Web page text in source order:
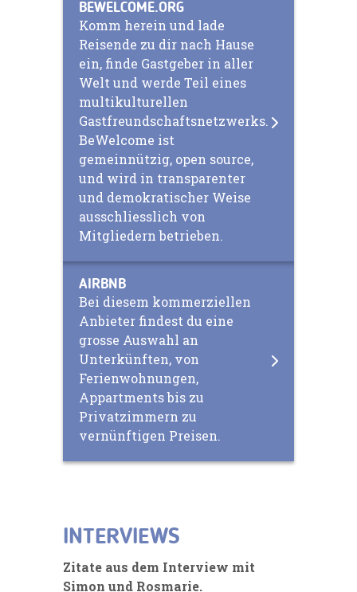
BEWELCOME.ORG
Komm herein und lade
Reisende zu dir nach Hause
ein, finde Gastgeber in aller
Welt und werde Teil eines
multikulturellen
Gastfreundschaftsnetzwerks.
BeWelcome ist
gemeinnützig, open source,
und wird in transparenter
und demokratischer Weise
ausschliesslich von
Mitgliedern betrieben.
AIRBNB
Bei diesem kommerziellen
Anbieter findest du eine
grosse Auswahl an
Unterkünften, von
Ferienwohnungen,
Appartments bis zu
Privatzimmern zu
vernünftigen Preisen.
INTERVIEWS
Zitate aus dem Interview mit
Simon und Rosmarie.